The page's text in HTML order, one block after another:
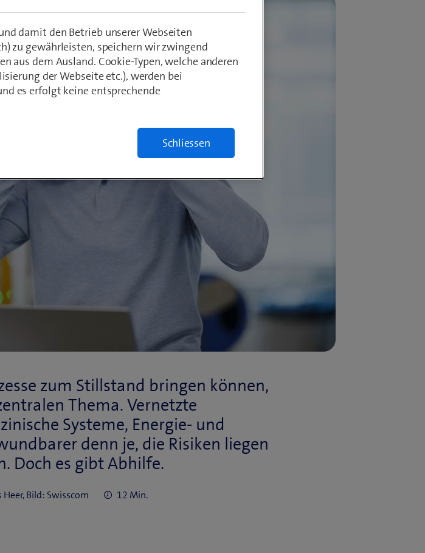
zum Stillstand bringen können,
Thema. Vernetzte
Systeme, Energie- und
denn je, die Risiken liegen
Doch es gibt Abhilfe.
Heer, Bild: Swisscom 12 Min.
damit den Betrieb unserer Webseiten
zu gewährleisten, speichern wir zwingend
aus dem Ausland. Cookie-Typen, welche anderen
der Webseite etc.), werden bei
es erfolgt keine entsprechende
Schliessen